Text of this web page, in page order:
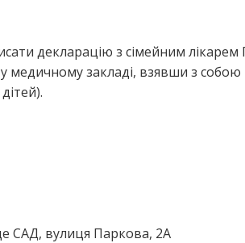
декларацію з сімейним
медичному закладі, взявши з собою
САД, вулиця Паркова, 2А